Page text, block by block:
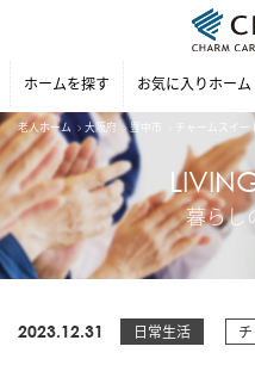
ホームを探す お気に入りホーム
老人ホーム 大阪府 豊中市 チャームスイー
暮らし
2023.12.31 日常生活